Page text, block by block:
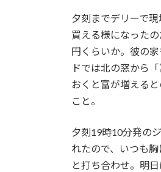
夕刻までデリーで
買える様になった
円くらいか。彼の
ドでは北の窓から
おくと富が増える
こと。
夕刻19時10分発の
れたので、いつも
と打ち合わせ。明日